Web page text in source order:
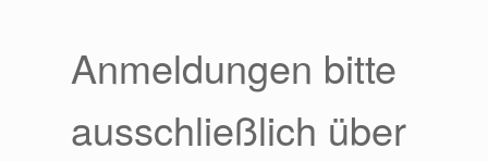
Anmeldungen bitte
ausschließlich über